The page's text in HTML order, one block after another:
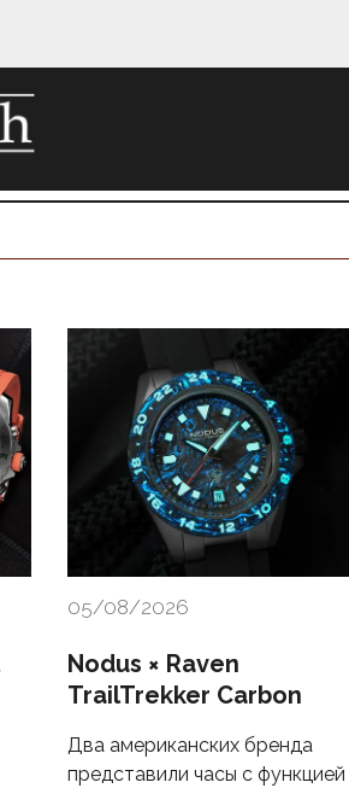
05/08/2026
Nodus × Raven
TrailTrekker Carbon
Два американских бренда
представили часы с функцией